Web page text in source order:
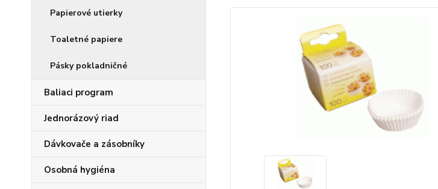
Papierové utierky
Toaletné papiere
Pásky pokladničné
Baliaci program
Jednorázový riad
Dávkovače a zásobníky
Osobná hygiéna